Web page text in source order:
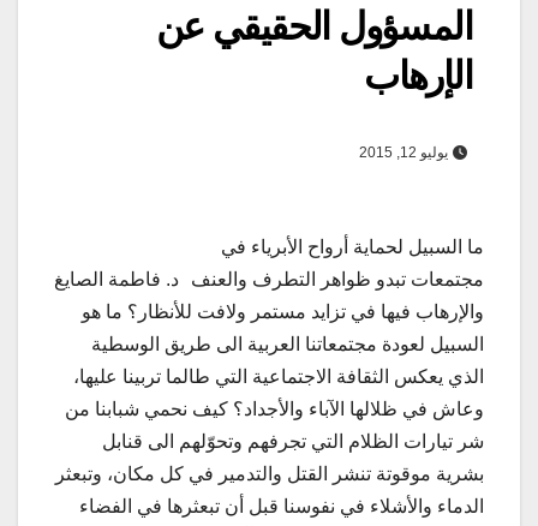
المسؤول الحقيقي عن
الإرهاب
يوليو 12, 2015
د. فاطمة الصايغ
ما السبيل لحماية أرواح الأبرياء في
مجتمعات تبدو ظواهر التطرف والعنف
والإرهاب فيها في تزايد مستمر ولافت للأنظار؟ ما هو
السبيل لعودة مجتمعاتنا العربية الى طريق الوسطية
الذي يعكس الثقافة الاجتماعية التي طالما تربينا عليها،
وعاش في ظلالها الآباء والأجداد؟ كيف نحمي شبابنا من
شر تيارات الظلام التي تجرفهم وتحوّلهم الى قنابل
بشرية موقوتة تنشر القتل والتدمير في كل مكان، وتبعثر
الدماء والأشلاء في نفوسنا قبل أن تبعثرها في الفضاء